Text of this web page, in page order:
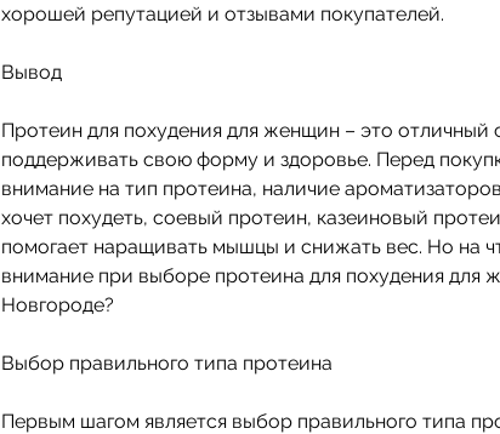
хорошей репутацией и отзывами покупателей.
Вывод
Протеин для похудения для женщин – это отличный
поддерживать свою форму и здоровье. Перед
внимание на тип протеина, наличие
хочет похудеть, соевый протеин, казеиновый
помогает наращивать мышцы и снижать вес. Но на
внимание при выборе протеина для похудения
Новгороде?
Выбор правильного типа протеина
Первым шагом является выбор правильного типа